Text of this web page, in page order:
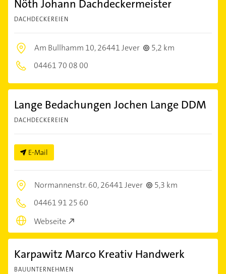
Nöth Johann Dachdeckermeister
DACHDECKEREIEN
Am Bullhamm 10,26441 Jever
5,2 km
04461 70 08 00
Lange Bedachungen Jochen Lange DDM
DACHDECKEREIEN
E-Mail
Normannenstr. 60,26441 Jever
5,3 km
04461 91 25 60
Webseite
Karpawitz Marco Kreativ Handwerk
BAUUNTERNEHMEN